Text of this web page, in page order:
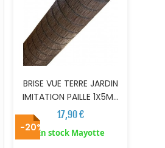
BRISE VUE TERRE JARDIN
IMITATION PAILLE 1X5M...
17,90 €
En stock Mayotte
-20%